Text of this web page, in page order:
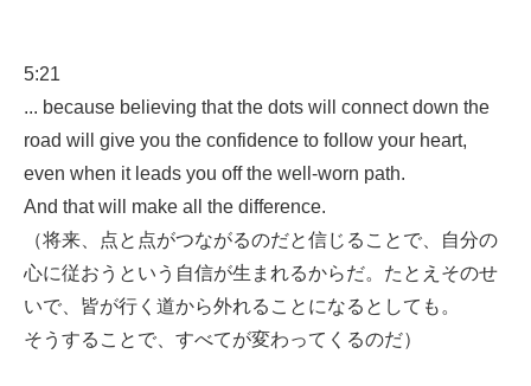
5:21
... because believing that the dots will connect down the
road will give you the confidence to follow your heart,
even when it leads you off the well-worn path.
And that will make all the difference.
（将来、点と点がつながるのだと信じることで、自分の
心に従おうという自信が生まれるからだ。たとえそのせ
いで、皆が行く道から外れることになるとしても。
そうすることで、すべてが変わってくるのだ）